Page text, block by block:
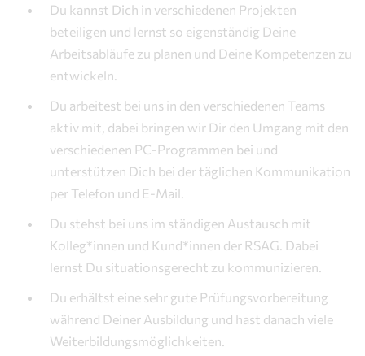
Du kannst Dich in verschiedenen Projekten
beteiligen und lernst so eigenständig Deine
Arbeitsabläufe zu planen und Deine Kompetenzen zu
entwickeln.
Du arbeitest bei uns in den verschiedenen Teams
aktiv mit, dabei bringen wir Dir den Umgang mit den
verschiedenen PC-Programmen bei und
unterstützen Dich bei der täglichen Kommunikation
per Telefon und E-Mail.
Du stehst bei uns im ständigen Austausch mit
Kolleg*innen und Kund*innen der RSAG. Dabei
lernst Du situationsgerecht zu kommunizieren.
Du erhältst eine sehr gute Prüfungsvorbereitung
während Deiner Ausbildung und hast danach viele
Weiterbildungsmöglichkeiten.